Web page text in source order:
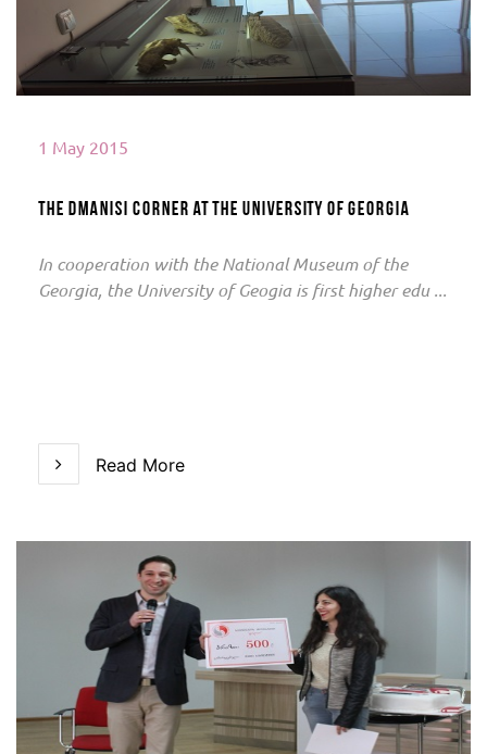
1 May 2015
The Dmanisi Corner at the University of Georgia
In cooperation with the National Museum of the
Georgia, the University of Geogia is first higher edu ...
Read More
Read More